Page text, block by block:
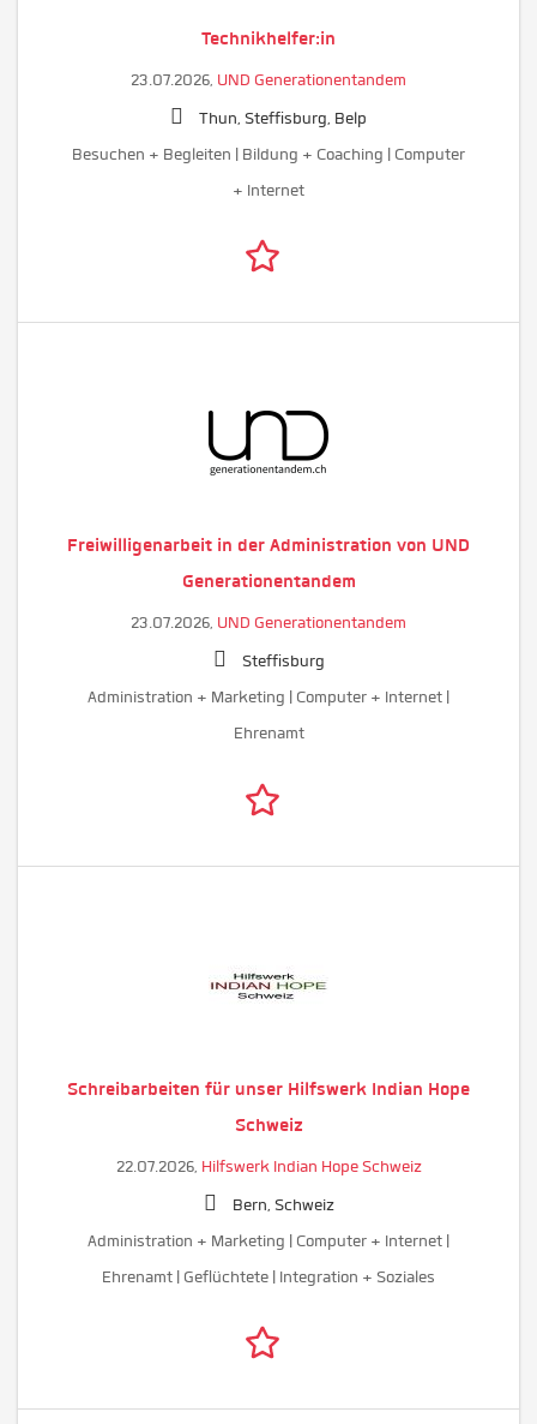
Technikhelfer:in
23.07.2026, UND Generationentandem
Thun, Steffisburg, Belp
Besuchen + Begleiten | Bildung + Coaching | Computer
+ Internet
Freiwilligenarbeit in der Administration von UND
Generationentandem
23.07.2026, UND Generationentandem
Steffisburg
Administration + Marketing | Computer + Internet |
Ehrenamt
Schreibarbeiten für unser Hilfswerk Indian Hope
Schweiz
22.07.2026, Hilfswerk Indian Hope Schweiz
Bern, Schweiz
Administration + Marketing | Computer + Internet |
Ehrenamt | Geflüchtete | Integration + Soziales